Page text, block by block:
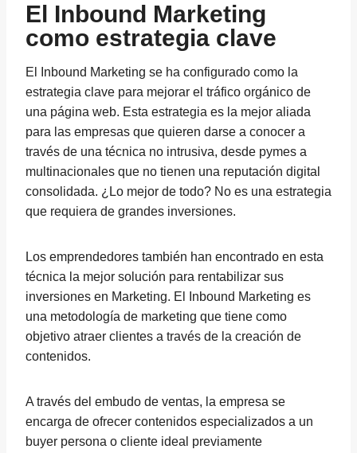
El Inbound Marketing
como estrategia clave
El Inbound Marketing se ha configurado como la
estrategia clave para mejorar el tráfico orgánico de
una página web. Esta estrategia es la mejor aliada
para las empresas que quieren darse a conocer a
través de una técnica no intrusiva, desde pymes a
multinacionales que no tienen una reputación digital
consolidada. ¿Lo mejor de todo? No es una estrategia
que requiera de grandes inversiones.
Los emprendedores también han encontrado en esta
técnica la mejor solución para rentabilizar sus
inversiones en Marketing. El Inbound Marketing es
una metodología de marketing que tiene como
objetivo atraer clientes a través de la creación de
contenidos.
A través del embudo de ventas, la empresa se
encarga de ofrecer contenidos especializados a un
buyer persona o cliente ideal previamente